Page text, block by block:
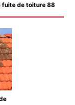
fuite de toiture 88